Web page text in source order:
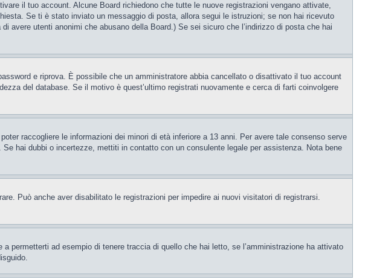
il tuo account. Alcune Board richiedono che tutte le nuove registrazioni vengano attivate,
Se ti è stato inviato un messaggio di posta, allora segui le istruzioni; se non hai ricevuto
avere utenti anonimi che abusano della Board.) Se sei sicuro che l’indirizzo di posta che hai
e riprova. È possibile che un amministratore abbia cancellato o disattivato il tuo account
del database. Se il motivo è quest’ultimo registrati nuovamente e cerca di farti coinvolgere
raccogliere le informazioni dei minori di età inferiore a 13 anni. Per avere tale consenso serve
hai dubbi o incertezze, mettiti in contatto con un consulente legale per assistenza. Nota bene
Può anche aver disabilitato le registrazioni per impedire ai nuovi visitatori di registrarsi.
permetterti ad esempio di tenere traccia di quello che hai letto, se l’amministrazione ha attivato